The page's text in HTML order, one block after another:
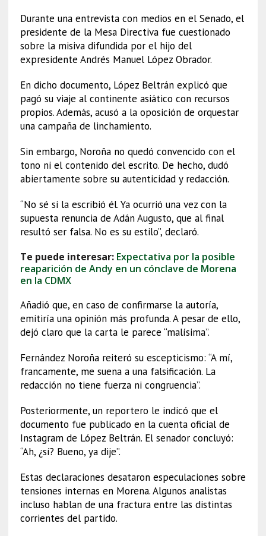
Durante una entrevista con medios en el Senado, el
presidente de la Mesa Directiva fue cuestionado
sobre la misiva difundida por el hijo del
expresidente Andrés Manuel López Obrador.
En dicho documento, López Beltrán explicó que
pagó su viaje al continente asiático con recursos
propios. Además, acusó a la oposición de orquestar
una campaña de linchamiento.
Sin embargo, Noroña no quedó convencido con el
tono ni el contenido del escrito. De hecho, dudó
abiertamente sobre su autenticidad y redacción.
“No sé si la escribió él. Ya ocurrió una vez con la
supuesta renuncia de Adán Augusto, que al final
resultó ser falsa. No es su estilo”, declaró.
Te puede interesar: Expectativa por la posible
reaparición de Andy en un cónclave de Morena
en la CDMX
Añadió que, en caso de confirmarse la autoría,
emitiría una opinión más profunda. A pesar de ello,
dejó claro que la carta le parece “malísima”.
Fernández Noroña reiteró su escepticismo: “A mí,
francamente, me suena a una falsificación. La
redacción no tiene fuerza ni congruencia”.
Posteriormente, un reportero le indicó que el
documento fue publicado en la cuenta oficial de
Instagram de López Beltrán. El senador concluyó:
“Ah, ¿sí? Bueno, ya dije”.
Estas declaraciones desataron especulaciones sobre
tensiones internas en Morena. Algunos analistas
incluso hablan de una fractura entre las distintas
corrientes del partido.